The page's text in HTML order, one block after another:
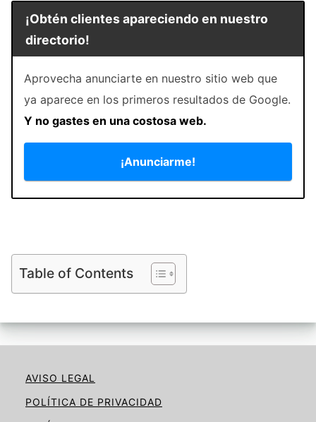
¡Obtén clientes apareciendo en nuestro
directorio!
Aprovecha anunciarte en nuestro sitio web que
ya aparece en los primeros resultados de Google.
Y no gastes en una costosa web.
¡Anunciarme!
Table of Contents
AVISO LEGAL
POLÍTICA DE PRIVACIDAD